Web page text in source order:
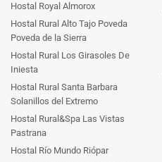
Hostal Royal Almorox
Hostal Rural Alto Tajo Poveda
Poveda de la Sierra
Hostal Rural Los Girasoles De
Iniesta
Hostal Rural Santa Barbara
Solanillos del Extremo
Hostal Rural&Spa Las Vistas
Pastrana
Hostal Río Mundo Riópar